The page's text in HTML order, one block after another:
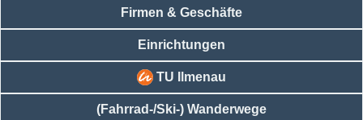
Firmen & Geschäfte
Einrichtungen
TU Ilmenau
(Fahrrad-/Ski-) Wanderwege